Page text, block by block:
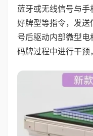
蓝牙或无线信号与
好牌型等指令，发
号后驱动内部微型电
码牌过程中进行干预